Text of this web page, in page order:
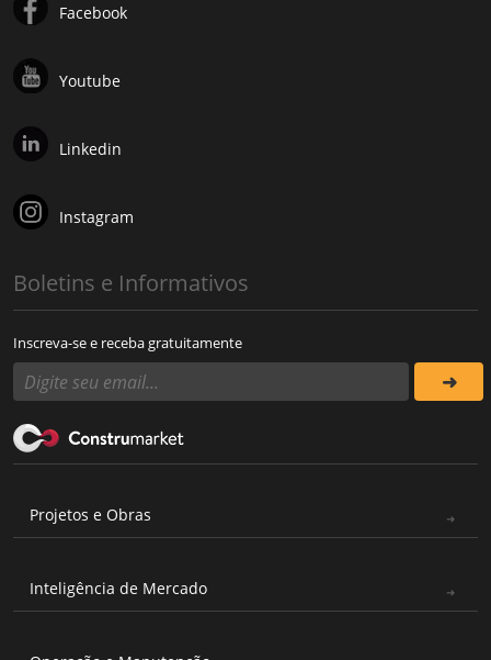
Facebook
Youtube
Linkedin
Instagram
Boletins e Informativos
Inscreva-se e receba gratuitamente
Projetos e Obras
Inteligência de Mercado